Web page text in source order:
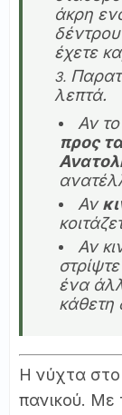
άκρη
έχετε
λεπτά.
Αν
προς
Αν
Αν
ένα
κάθετη
Η νύχτα στο
πανικού. Με